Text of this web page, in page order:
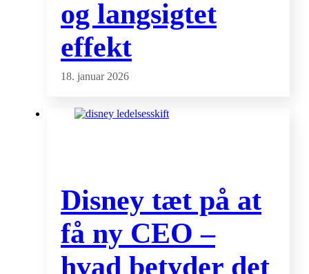
og langsigtet
effekt
18. januar 2026
Disney tæt på at
få ny CEO –
hvad betyder det